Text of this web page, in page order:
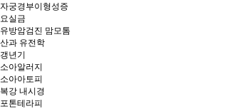
자궁경부이형성증
요실금
유방암검진 맘모톰
산과 유전학
갱년기
소아알러지
소아아토피
복강 내시경
포톤테라피